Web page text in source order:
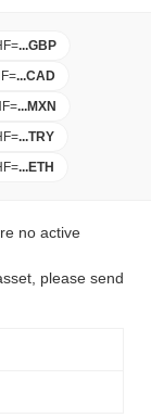
=...GBP
=...CAD
=...MXN
=...TRY
=...ETH
no active
please send